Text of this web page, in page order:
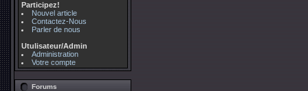
Participez!
Nouvel article
Contactez-Nous
Parler de nous
Utulisateur/Admin
Administration
Votre compte
Forums